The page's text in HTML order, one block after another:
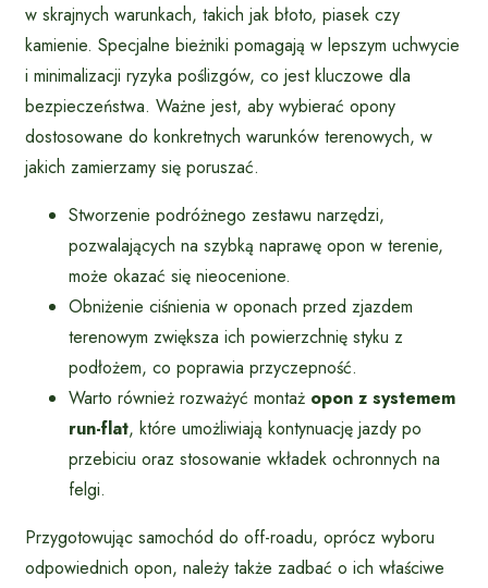
w skrajnych warunkach, takich jak błoto, piasek czy
kamienie. Specjalne bieżniki pomagają w lepszym uchwycie
i minimalizacji ryzyka poślizgów, co jest kluczowe dla
bezpieczeństwa. Ważne jest, aby wybierać opony
dostosowane do konkretnych warunków terenowych, w
jakich zamierzamy się poruszać.
Stworzenie podróżnego zestawu narzędzi,
pozwalających na szybką naprawę opon w terenie,
może okazać się nieocenione.
Obniżenie ciśnienia w oponach przed zjazdem
terenowym zwiększa ich powierzchnię styku z
podłożem, co poprawia przyczepność.
Warto również rozważyć montaż opon z systemem
run-flat, które umożliwiają kontynuację jazdy po
przebiciu oraz stosowanie wkładek ochronnych na
felgi.
Przygotowując samochód do off-roadu, oprócz wyboru
odpowiednich opon, należy także zadbać o ich właściwe